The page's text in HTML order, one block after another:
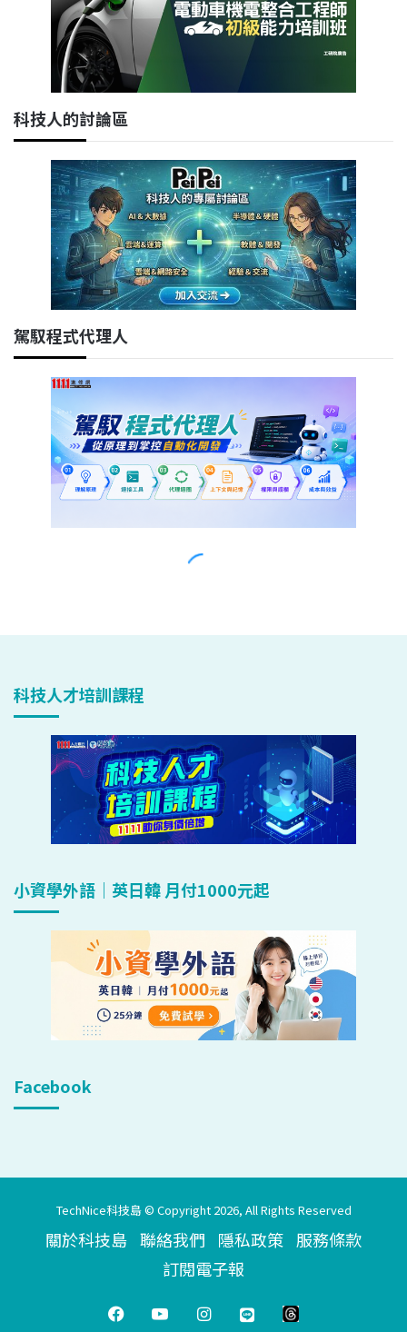
科技人才培訓課程
小資學外語｜英日韓 月付1000元起
Facebook
TechNice科技島 © Copyright 2026, All Rights Reserved
關於科技島 聯絡我們 隱私政策 服務條款
訂閱電子報